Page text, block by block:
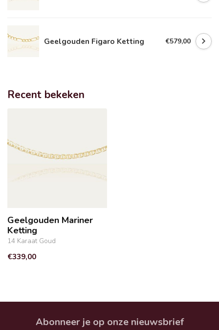
Geelgouden Figaro Ketting €579,00
Recent bekeken
Geelgouden Mariner
Ketting
14 Karaat Goud
€339,00
Abonneer je op onze nieuwsbrief